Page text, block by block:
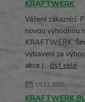
KRAFTWERK
Vážení zákaznící,
novou výhodnou
KRAFTWERK.
vybavení za
akce j... číst celé
19.11.2025
KRAFTWERK